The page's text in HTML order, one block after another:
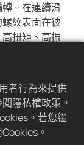
。在連續滑
紋表面在彼
扭矩、高振
華司
動的螺母。
者行為來提供
隱私權政策。
。若您繼
。